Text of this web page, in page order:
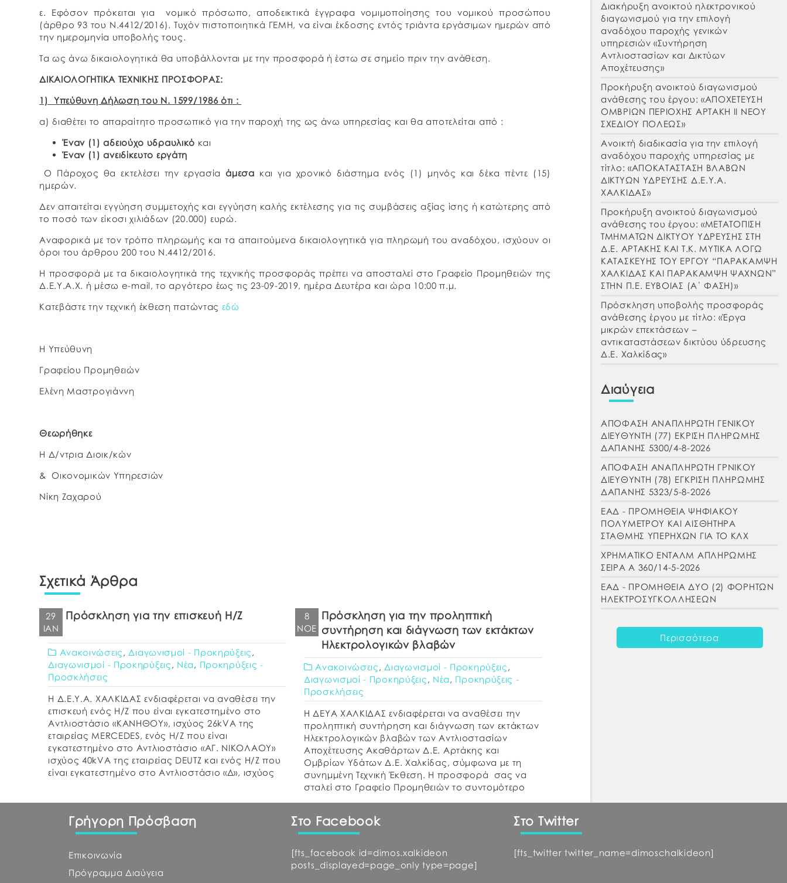
ε. Εφόσον πρόκειται για νομικό πρόσωπο, αποδεικτικά έγγραφα νομιμοποίησης του νομικού προσώπου
(άρθρο 93 του Ν.4412/2016). Τυχόν πιστοποιητικά ΓΕΜΗ, να είναι έκδοσης εντός τριάντα εργάσιμων ημερών από
την ημερομηνία υποβολής τους.
Τα ως άνω δικαιολογητικά θα υποβάλλονται με την προσφορά ή έστω σε σημείο πριν την ανάθεση.
ΔΙΚΑΙΟΛΟΓΗΤΙΚΑ ΤΕΧΝΙΚΗΣ ΠΡΟΣΦΟΡΑΣ:
1) Υπεύθυνη Δήλωση του Ν. 1599/1986 ότι :
α) διαθέτει το απαραίτητο προσωπικό για την παροχή της ως άνω υπηρεσίας και θα αποτελείται από :
Έναν (1) αδειούχο υδραυλικό και
Έναν (1) ανειδίκευτο εργάτη
Ο Πάροχος θα εκτελέσει την εργασίαάμεσα και για χρονικό διάστημα ενός (1) μηνός και δέκα πέντε (15)
ημερών.
Δεν απαιτείται εγγύηση συμμετοχής και εγγύηση καλής εκτέλεσης για τις συμβάσεις αξίας ίσης ή κατώτερης από
το ποσό των είκοσι χιλιάδων (20.000) ευρώ.
Αναφορικά με τον τρόπο πληρωμής και τα απαιτούμενα δικαιολογητικά για πληρωμή του αναδόχου, ισχύουν οι
όροι του άρθρου 200 του Ν.4412/2016.
Η προσφορά με τα δικαιολογητικά της τεχνικής προσφοράς πρέπει να αποσταλεί στο Γραφείο Προμηθειών της
Δ.Ε.Υ.Α.Χ. ή μέσω e-mail, το αργότερο έως τις 23-09-2019, ημέρα Δευτέρα και ώρα 10:00 π.μ.
Κατεβάστε την τεχνική έκθεση πατώντας εδώ
Η Υπεύθυνη
Γραφείου Προμηθειών
Ελένη Μαστρογιάννη
Θεωρήθηκε
Η Δ/ντρια Διοικ/κών
& Οικονομικών Υπηρεσιών
Νίκη Ζαχαρού
Σχετικά Άρθρα
29
ΙΑΝ
Πρόσκληση για την επισκευή Η/Ζ
Ανακοινώσεις , Διαγωνισμοί - Προκηρύξεις ,
Διαγωνισμοί - Προκηρύξεις , Νέα , Προκηρύξεις -
Προσκλήσεις
Η Δ.Ε.Υ.Α. ΧΑΛΚΙΔΑΣ ενδιαφέρεται να αναθέσει την
επισκευή ενός Η/Ζ που είναι εγκατεστημένο στο
Αντλιοστάσιο «ΚΑΝΗΘΟΥ», ισχύος 26kVA της
εταιρείας MERCEDES, ενός Η/Ζ που είναι
εγκατεστημένο στο Αντλιοστάσιο «ΑΓ. ΝΙΚΟΛΑΟΥ»
ισχύος 40kVA της εταιρείας DEUTZ και ενός Η/Ζ που
είναι εγκατεστημένο στο Αντλιοστάσιο «Δ», ισχύος
8
ΝΟΈ
Πρόσκληση για την προληπτική
συντήρηση και διάγνωση των εκτάκτων
Ηλεκτρολογικών βλαβών
Ανακοινώσεις , Διαγωνισμοί - Προκηρύξεις ,
Διαγωνισμοί - Προκηρύξεις , Νέα , Προκηρύξεις -
Προσκλήσεις
Η ΔΕΥΑ ΧΑΛΚΙΔΑΣ ενδιαφέρεται να αναθέσει την
προληπτική συντήρηση και διάγνωση των εκτάκτων
Ηλεκτρολογικών βλαβών των Αντλιοστασίων
Αποχέτευσης Ακαθάρτων Δ.Ε. Αρτάκης και
Ομβρίων Υδάτων Δ.Ε. Χαλκίδας, σύμφωνα με τη
συνημμένη Τεχνική Έκθεση. Η προσφορά σας να
σταλεί στο Γραφείο Προμηθειών το συντομότερο
Διακήρυξη ανοικτού ηλεκτρονικού
διαγωνισμού για την επιλογή
αναδόχου παροχής γενικών
υπηρεσιών «Συντήρηση
Αντλιοστασίων και Δικτύων
Αποχέτευσης»
Προκήρυξη ανοικτού διαγωνισμού
ανάθεσης του έργου: «ΑΠΟΧΕΤΕΥΣΗ
ΟΜΒΡΙΩΝ ΠΕΡΙΟΧΗΣ ΑΡΤΑΚΗ ΙΙ ΝΕΟΥ
ΣΧΕΔΙΟΥ ΠΟΛΕΩΣ»
Ανοικτή διαδικασία για την επιλογή
αναδόχου παροχής υπηρεσίας με
τίτλο: «ΑΠΟΚΑΤΑΣΤΑΣΗ ΒΛΑΒΩΝ
ΔΙΚΤΥΩΝ ΥΔΡΕΥΣΗΣ Δ.Ε.Υ.Α.
ΧΑΛΚΙΔΑΣ»
Προκήρυξη ανοικτού διαγωνισμού
ανάθεσης του έργου: «ΜΕΤΑΤΟΠΙΣΗ
ΤΜΗΜΑΤΩΝ ΔΙΚΤΥΟΥ ΥΔΡΕΥΣΗΣ ΣΤΗ
Δ.Ε. ΑΡΤΑΚΗΣ ΚΑΙ Τ.Κ. ΜΥΤΙΚΑ ΛΟΓΩ
ΚΑΤΑΣΚΕΥΗΣ ΤΟΥ ΕΡΓΟΥ “ΠΑΡΑΚΑΜΨΗ
ΧΑΛΚΙΔΑΣ ΚΑΙ ΠΑΡΑΚΑΜΨΗ ΨΑΧΝΩΝ”
ΣΤΗΝ Π.Ε. ΕΥΒΟΙΑΣ (Α΄ ΦΑΣΗ)»
Πρόσκληση υποβολής προσφοράς
ανάθεσης έργου με τίτλο: «Έργα
μικρών επεκτάσεων –
αντικαταστάσεων δικτύου ύδρευσης
Δ.Ε. Χαλκίδας»
Διαύγεια
ΑΠΟΦΑΣΗ ΑΝΑΠΛΗΡΩΤΗ ΓΕΝΙΚΟΥ
ΔΙΕΥΘΥΝΤΗ (77) ΕΚΡΙΣΗ ΠΛΗΡΩΜΗΣ
ΔΑΠΑΝΗΣ 5300/4-8-2026
ΑΠΟΦΑΣΗ ΑΝΑΠΛΗΡΩΤΗ ΓΡΝΙΚΟΥ
ΔΙΕΥΘΥΝΤΗ (78) ΕΓΚΡΙΣΗ ΠΛΗΡΩΜΗΣ
ΔΑΠΑΝΗΣ 5323/5-8-2026
ΕΑΔ - ΠΡΟΜΗΘΕΙΑ ΨΗΦΙΑΚΟΥ
ΠΟΛΥΜΕΤΡΟΥ ΚΑΙ ΑΙΣΘΗΤΗΡΑ
ΣΤΑΘΜΗΣ ΥΠΕΡΗΧΩΝ ΓΙΑ ΤΟ ΚΛΧ
ΧΡΗΜΑΤΙΚΟ ΕΝΤΑΛΜ ΑΠΛΗΡΩΜΗΣ
ΣΕΙΡΑ Α 360/14-5-2026
ΕΑΔ - ΠΡΟΜΗΘΕΙΑ ΔΥΟ (2) ΦΟΡΗΤΩΝ
ΗΛΕΚΤΡΟΣΥΓΚΟΛΛΗΣΕΩΝ
Περισσότερα
Γρήγορη Πρόσβαση
Επικοινωνία
Πρόγραμμα Διαύγεια
Στο Facebook
[fts_facebook id=dimos.xalkideon
posts_displayed=page_only type=page]
Στο Twitter
[fts_twitter twitter_name=dimoschalkideon]